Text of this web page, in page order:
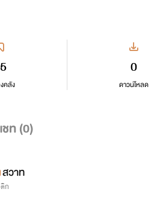
คลัง
0
ดาวน์โหลด
ท (0)
สวาท
ก